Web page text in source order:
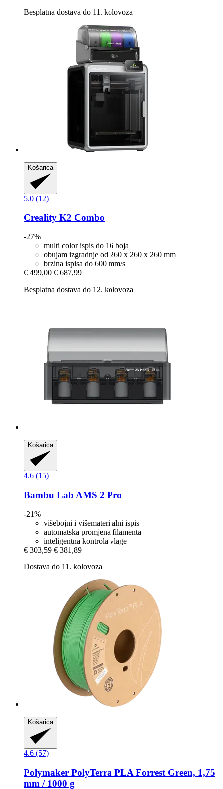
Besplatna dostava do 11. kolovoza
Košarica
5.0 (12)
Creality K2 Combo
-27%
multi color ispis do 16 boja
obujam izgradnje od 260 x 260 x 260 mm
brzina ispisa do 600 mm/s
€ 499,00 € 687,99
Besplatna dostava do 12. kolovoza
Košarica
4.6 (15)
Bambu Lab AMS 2 Pro
-21%
višebojni i višematerijalni ispis
automatska promjena filamenta
inteligentna kontrola vlage
€ 303,59 € 381,89
Dostava do 11. kolovoza
Košarica
4.6 (57)
Polymaker PolyTerra PLA Forrest Green, 1,75
mm / 1000 g